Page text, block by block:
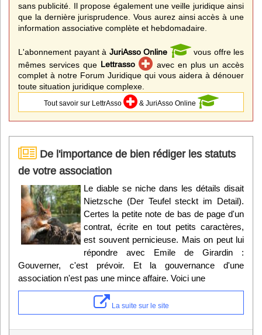
sans publicité. Il propose également une veille juridique ainsi
que la dernière jurisprudence. Vous aurez ainsi accès à une
information associative complète et hebdomadaire.
L'abonnement payant à JuriAsso Online
vous offre les
mêmes services que Lettrasso
avec en plus un accès
complet à notre Forum Juridique qui vous aidera à dénouer
toute situation juridique complexe.
Tout savoir sur LettrAsso & JuriAsso Online
De l'importance de bien rédiger les statuts
de votre association
Le diable se niche dans les détails disait
Nietzsche (Der Teufel steckt im Detail).
Certes la petite note de bas de page d'un
contrat, écrite en tout petits caractères,
est souvent pernicieuse. Mais on peut lui
répondre avec Emile de Girardin :
Gouverner, c'est prévoir. Et la gouvernance d'une
association n'est pas une mince affaire. Voici une
La suite sur le site